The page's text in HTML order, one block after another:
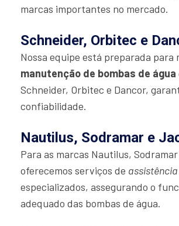
marcas importantes no mercado.
Schneider, Orbitec e
Nossa equipe está preparada para
manutenção de bombas de água
Schneider, Orbitec e Dancor,
confiabilidade.
Nautilus, Sodramar e
Para as marcas Nautilus,
oferecemos serviços de
especializados, assegurando o
adequado das bombas de água.